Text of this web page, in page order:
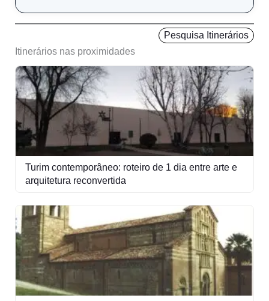
Itinerários nas proximidades
Pesquisa Itinerários
Turim contemporâneo: roteiro de 1 dia entre arte e
arquitetura reconvertida